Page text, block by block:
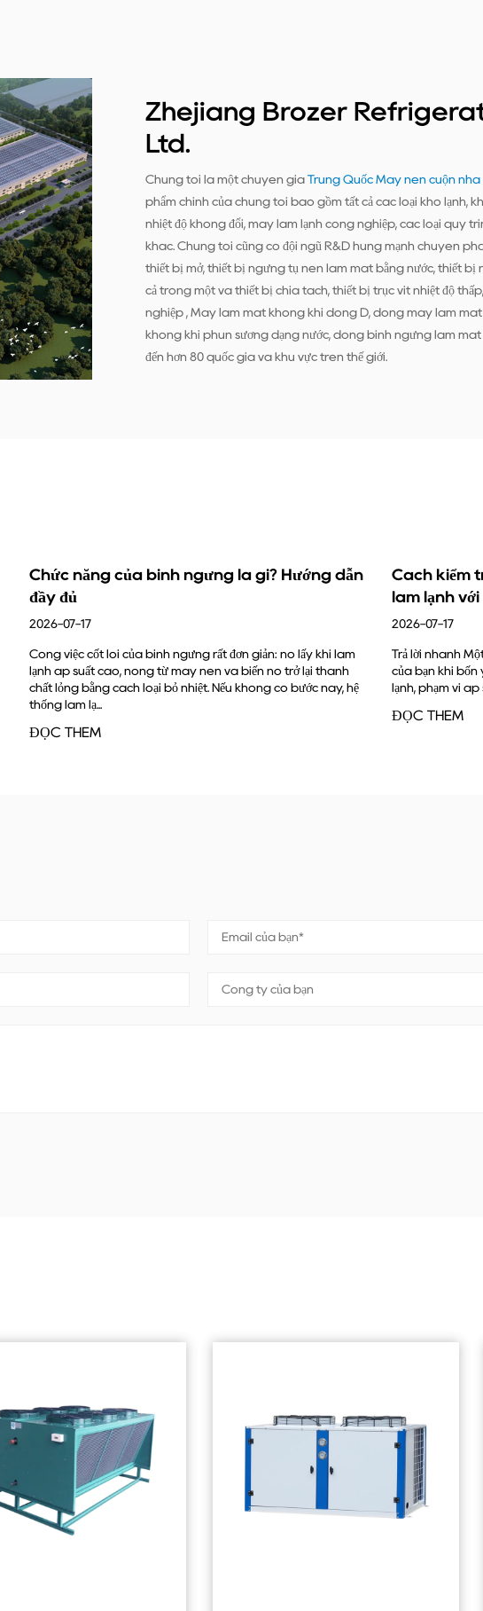
Zhejiang Brozer
Ltd.
Chúng tôi là một chuyên gia Trung Quốc Máy nén cuộn nhà
phẩm chính của chúng tôi bao gồm tất cả các loại kho lạnh,
nhiệt độ không đổi, máy làm lạnh công nghiệp, các loại quy
khác. Chúng tôi cũng có đội ngũ R&D hùng mạnh chuyên
thiết bị mở, thiết bị ngưng tụ nén làm mát bằng nước, thiết
cả trong một và thiết bị chia tách, thiết bị trục vít nhiệt độ
nghiệp , Máy làm mát không khí dòng D, dòng máy làm
không khí phun sương dạng nước, dòng bình ngưng làm mát
đến hơn 80 quốc gia và khu vực trên thế giới.
là gì? Hướng dẫn
rất đơn giản: nó lấy khí làm
và biến nó trở lại thành
Nếu không có bước này, hệ
Cách kiểm tra tính tương thích của bộ
làm lạnh với hệ thống của bạn？
Trả lời nhanh Một bộ phận làm lạnh tương thích với hệ
của bạn khi bốn yếu tố phù hợp cùng một lúc: loại
lạnh, phạm vi áp suất làm việc, kích thước kết nối và